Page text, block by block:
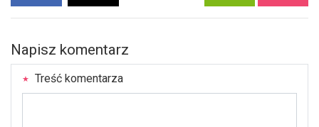
Napisz komentarz
Treść komentarza